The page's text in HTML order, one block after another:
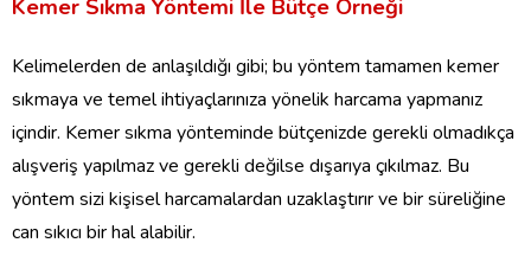
Kemer Sıkma Yöntemi İle Bütçe Örneği
Kelimelerden de anlaşıldığı gibi; bu yöntem tamamen kemer
sıkmaya ve temel ihtiyaçlarınıza yönelik harcama yapmanız
içindir. Kemer sıkma yönteminde bütçenizde gerekli olmadıkça
alışveriş yapılmaz ve gerekli değilse dışarıya çıkılmaz. Bu
yöntem sizi kişisel harcamalardan uzaklaştırır ve bir süreliğine
can sıkıcı bir hal alabilir.